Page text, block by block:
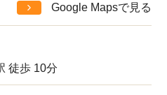
Google Mapsで見る
徒歩 10分